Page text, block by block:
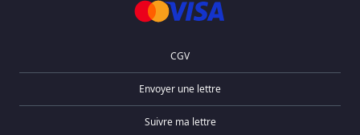
CGV
Envoyer une lettre
Suivre ma lettre